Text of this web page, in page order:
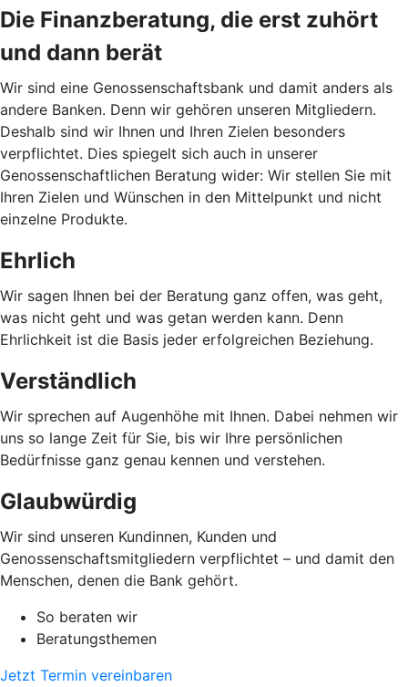
Die Finanzberatung, die erst zuhört
und dann berät
Wir sind eine Genossenschaftsbank und damit anders als
andere Banken. Denn wir gehören unseren Mitgliedern.
Deshalb sind wir Ihnen und Ihren Zielen besonders
verpflichtet. Dies spiegelt sich auch in unserer
Genossenschaftlichen Beratung wider: Wir stellen Sie mit
Ihren Zielen und Wünschen in den Mittelpunkt und nicht
einzelne Produkte.
Ehrlich
Wir sagen Ihnen bei der Beratung ganz offen, was geht,
was nicht geht und was getan werden kann. Denn
Ehrlichkeit ist die Basis jeder erfolgreichen Beziehung.
Verständlich
Wir sprechen auf Augenhöhe mit Ihnen. Dabei nehmen wir
uns so lange Zeit für Sie, bis wir Ihre persönlichen
Bedürfnisse ganz genau kennen und verstehen.
Glaubwürdig
Wir sind unseren Kundinnen, Kunden und
Genossenschaftsmitgliedern verpflichtet – und damit den
Menschen, denen die Bank gehört.
So beraten wir
Beratungsthemen
Jetzt Termin vereinbaren